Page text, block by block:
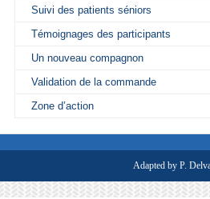
Suivi des patients séniors
Témoignages des participants
Un nouveau compagnon
Validation de la commande
Zone d’action
Adapted by P.